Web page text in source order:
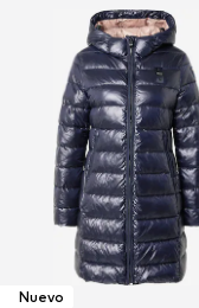
Nuevo